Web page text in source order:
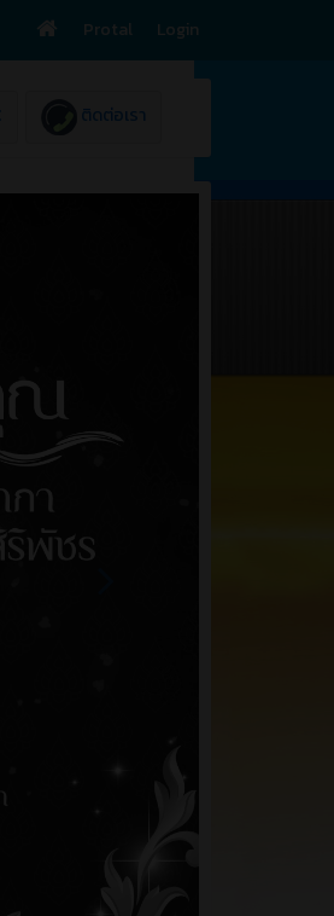
Protal Login
ติดต่อเรา